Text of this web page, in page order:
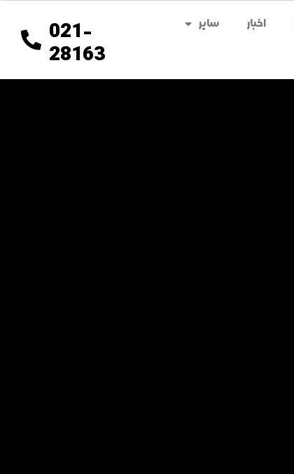
اخبار سایر
021-
28163